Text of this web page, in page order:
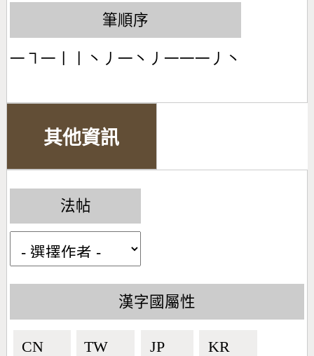
筆順序
一㇕一丨丨丶丿一丶丿一一一丿丶
其他資訊
法帖
漢字國屬性
CN🇨🇳
TW🇹🇼
JP🇯🇵
KR🇰🇷